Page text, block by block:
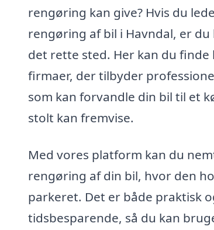
rengøring kan give? Hvis du
rengøring af bil i Havndal, er
det rette sted. Her kan du finde
firmaer, der tilbyder
som kan forvandle din bil til et
stolt kan fremvise.
Med vores platform kan du
rengøring af din bil, hvor den
parkeret. Det er både praktisk
tidsbesparende, så du kan